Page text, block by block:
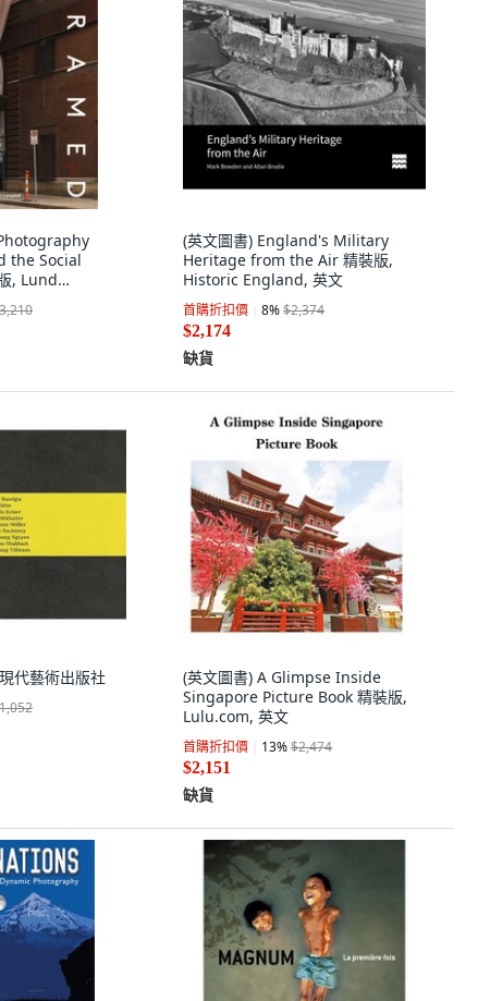
the Social
, Lund
Ltd, 英文
(英文圖書) England's Military
Heritage from the Air 精裝版,
Historic England, 英文
首購折扣價 8%$2,374
$2,174
缺貨
代藝術出版社
(英文圖書) A Glimpse Inside
Singapore Picture Book 精裝版,
Lulu.com, 英文
首購折扣價 13%$2,474
$2,151
缺貨